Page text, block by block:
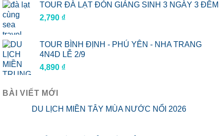
là:
tại
TOUR ĐÀ LẠT ĐÓN GIÁNG SINH 3 NGÀY 3 ĐÊM
2,790 ₫
TOUR BÌNH ĐỊNH - PHÚ YÊN - NHA TRANG
4N4D LỄ 2/9
4,890 ₫
BÀI VIẾT MỚI
DU LỊCH MIỀN TÂY MÙA NƯỚC NỔI 2026